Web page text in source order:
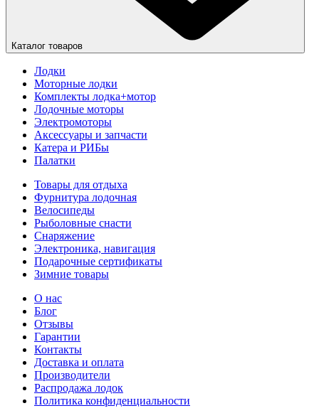
Каталог товаров
Лодки
Моторные лодки
Комплекты лодка+мотор
Лодочные моторы
Электромоторы
Аксессуары и запчасти
Катера и РИБы
Палатки
Товары для отдыха
Фурнитура лодочная
Велосипеды
Рыболовные снасти
Снаряжение
Электроника, навигация
Подарочные сертификаты
Зимние товары
О нас
Блог
Отзывы
Гарантии
Контакты
Доставка и оплата
Производители
Распродажа лодок
Политика конфиденциальности